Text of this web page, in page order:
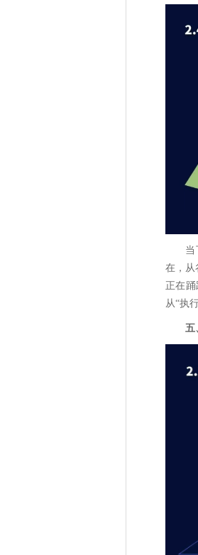
当
在，从
正在
从“执
五